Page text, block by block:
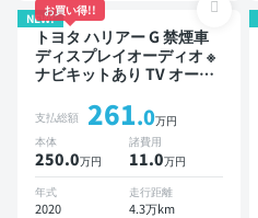
NEW!
お買い得!!
トヨタ ハリアー G 禁煙車
ディスプレイオーディオ ※
ナビキットあり TV オート
動バックドア ドライブレコ
ーダー 衝突軽減
支払総額 261.0万円
本体
250.0万円
諸費用
11.0万円
年式
2020
走行距離
4.3万km